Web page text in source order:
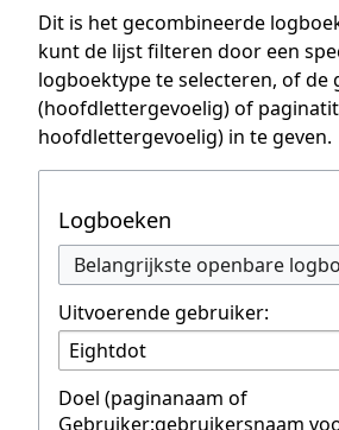
Dit is het gecombineerde
kunt de lijst filteren door een
logboektype te selecteren, of de
(hoofdlettergevoelig) of
hoofdlettergevoelig) in te geven.
Logboeken
Belangrijkste openbare
Uitvoerende gebruiker:
Doel (paginanaam of
Gebruiker:gebruikersnaam